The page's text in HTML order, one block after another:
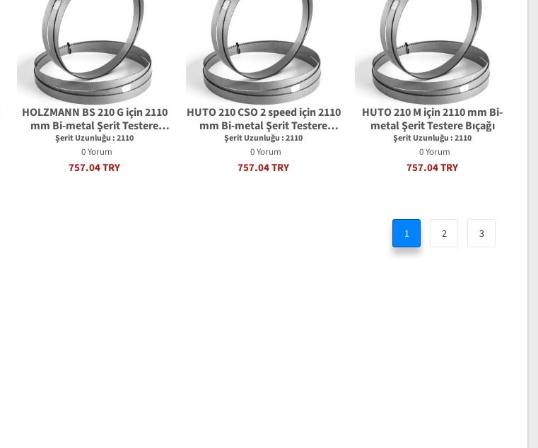
HOLZMANN BS 210 G için 2110
mm Bi-metal Şerit Testere
Bıçağı
Şerit Uzunluğu : 2110
0 Yorum
757.04 TRY
HUTO 210 CSO 2 speed için 2110
mm Bi-metal Şerit Testere
Bıçağı
Şerit Uzunluğu : 2110
0 Yorum
757.04 TRY
HUTO 210 M için 2110 mm Bi-
metal Şerit Testere Bıçağı
Şerit Uzunluğu : 2110
0 Yorum
757.04 TRY
1 2 3